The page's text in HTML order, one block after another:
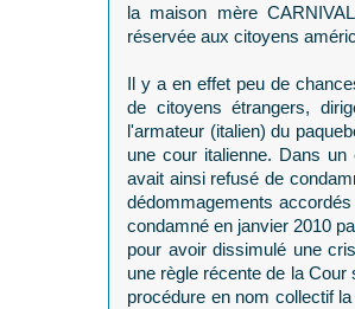
la maison mère
réservée aux citoyens
Il y a en effet peu de
de citoyens étrangers,
l'armateur (italien) du
une cour italienne. Dans
avait ainsi refusé de
dédommagements
condamné en janvier 2010
pour avoir dissimulé une
une règle récente de la
procédure en nom collectif